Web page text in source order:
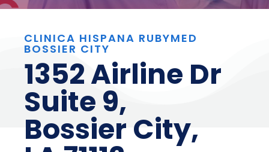
CLINICA HISPANA RUBYMED
BOSSIER CITY
1352 Airline Dr
Suite 9,
Bossier City,